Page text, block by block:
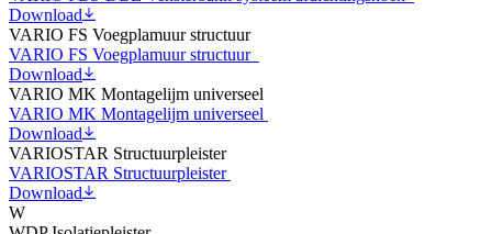
Download
VARIO FS Voegplamuur structuur
VARIO FS Voegplamuur structuur
Download
VARIO MK Montagelijm universeel
VARIO MK Montagelijm universeel
Download
VARIOSTAR Structuurpleister
VARIOSTAR Structuurpleister
Download
W